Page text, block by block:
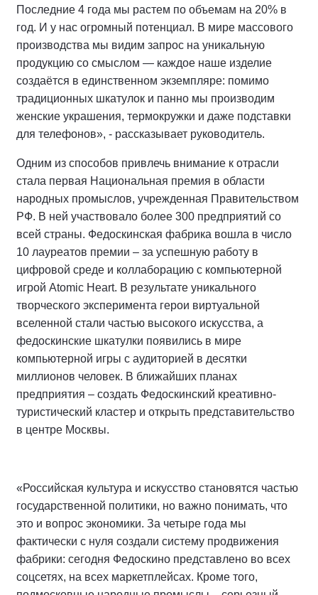
Последние 4 года мы растем по объемам на 20% в
год. И у нас огромный потенциал. В мире массового
производства мы видим запрос на уникальную
продукцию со смыслом — каждое наше изделие
создаётся в единственном экземпляре: помимо
традиционных шкатулок и панно мы производим
женские украшения, термокружки и даже подставки
для телефонов», - рассказывает руководитель.
Одним из способов привлечь внимание к отрасли
стала первая Национальная премия в области
народных промыслов, учрежденная Правительством
РФ. В ней участвовало более 300 предприятий со
всей страны. Федоскинская фабрика вошла в число
10 лауреатов премии – за успешную работу в
цифровой среде и коллаборацию с компьютерной
игрой Atomic Heart. В результате уникального
творческого эксперимента герои виртуальной
вселенной стали частью высокого искусства, а
федоскинские шкатулки появились в мире
компьютерной игры с аудиторией в десятки
миллионов человек. В ближайших планах
предприятия – создать Федоскинский креативно-
туристический кластер и открыть представительство
в центре Москвы.
«Российская культура и искусство становятся частью
государственной политики, но важно понимать, что
это и вопрос экономики. За четыре года мы
фактически с нуля создали систему продвижения
фабрики: сегодня Федоскино представлено во всех
соцсетях, на всех маркетплейсах. Кроме того,